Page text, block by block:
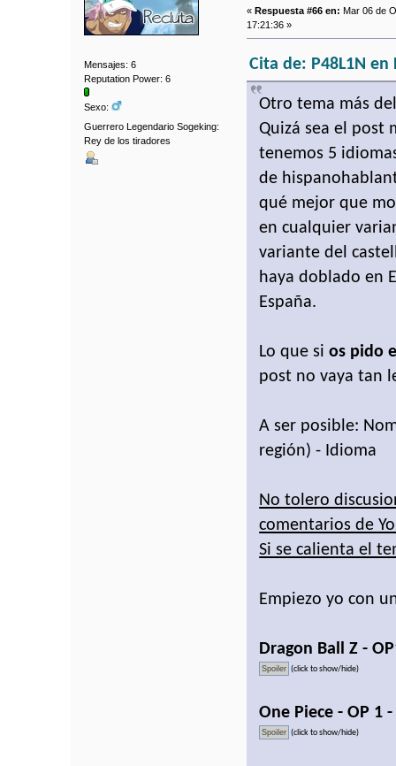
Mensajes: 6
Reputation Power: 6
Sexo:
Guerrero Legendario Sogeking:
Rey de los tiradores
«Respuesta #66 en: Mar 06 de
17:21:36 »
Cita de: P48L1N
Otro tema más
Quizá sea el post
tenemos 5
de
qué mejor que
en cualquier
variante del
haya doblado en
España.
Lo que sios pido
post no vaya tan
A ser posible:
región) - Idioma
No tolero
comentarios de
Si se calienta el
Empiezo yo con
Dragon Ball Z -
(click to show/hide)
One Piece - OP 1
(click to show/hide)